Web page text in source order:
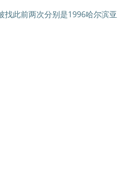
此前两次分别是1996哈尔滨亚